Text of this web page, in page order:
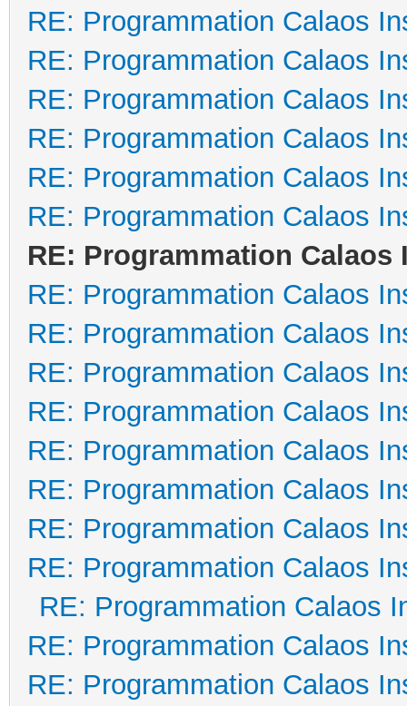
RE: Programmation Calaos
RE: Programmation Calaos
RE: Programmation Calaos
RE: Programmation Calaos
RE: Programmation Calaos
RE: Programmation Calaos
RE: Programmation Calaos
RE: Programmation Calaos
RE: Programmation Calaos
RE: Programmation Calaos
RE: Programmation Calaos
RE: Programmation Calaos
RE: Programmation Calaos
RE: Programmation Calaos
RE: Programmation Calaos
RE: Programmation Calaos
RE: Programmation Calaos
RE: Programmation Calaos